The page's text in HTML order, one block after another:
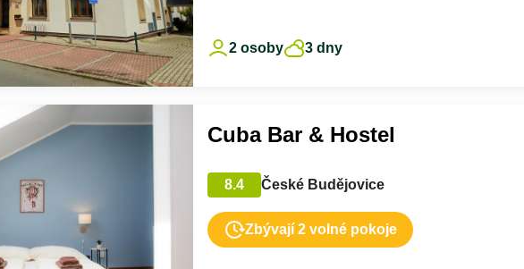
2 osoby 3 dny
Cuba Bar & Hostel
8.4 České Budějovice
Zbývají 2 volné pokoje